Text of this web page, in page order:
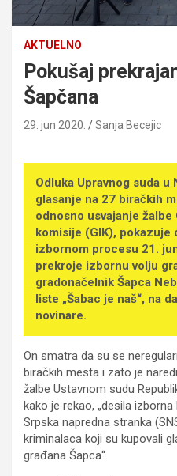
AKTUELNO
Pokušaj
Šapčana
29. jun 2020. Sanja Becejic
Odluka Upravnog suda
glasanje na 27 biračkih
odnosno usvajanje
komisije (GIK),
izbornom procesu 21.
prekroje izbornu volju
gradonačelnik Šapca
liste „Šabac je naš“, na
novinare.
On smatra da su se
biračkih mesta i zato je
žalbe Ustavnom sudu
kako je rekao, „desila
Srpska napredna stranka
kriminalaca koji su kupovali
građana Šapca“.